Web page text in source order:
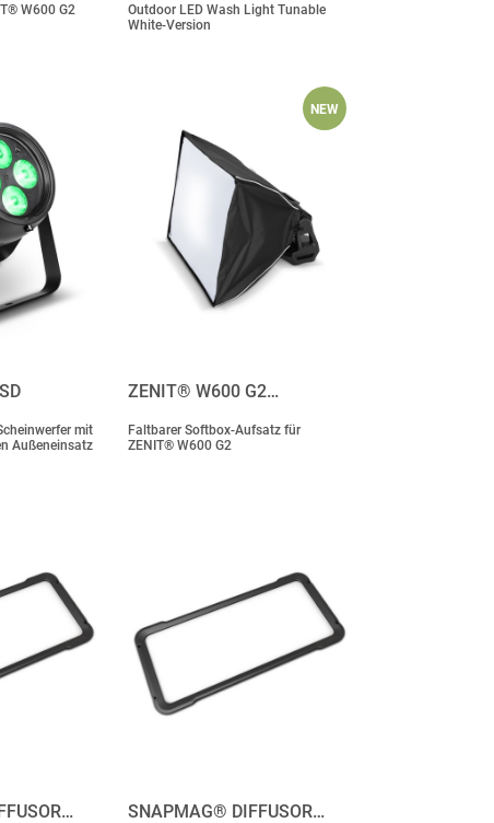
W600 G2
Outdoor LED Wash Light Tunable
White-Version
mit
Außeneinsatz
NEW
ZENIT® W600 G2…
Faltbarer Softbox-Aufsatz für
ZENIT® W600 G2
SNAPMAG® DIFFUSOR…